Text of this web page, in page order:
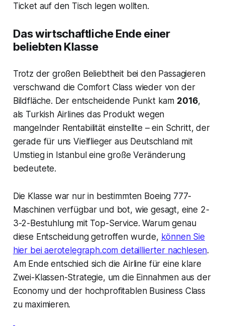
Ticket auf den Tisch legen wollten.
Das wirtschaftliche Ende einer
beliebten Klasse
Trotz der großen Beliebtheit bei den Passagieren
verschwand die Comfort Class wieder von der
Bildfläche. Der entscheidende Punkt kam 2016,
als Turkish Airlines das Produkt wegen
mangelnder Rentabilität einstellte – ein Schritt, der
gerade für uns Vielflieger aus Deutschland mit
Umstieg in Istanbul eine große Veränderung
bedeutete.
Die Klasse war nur in bestimmten Boeing 777-
Maschinen verfügbar und bot, wie gesagt, eine 2-
3-2-Bestuhlung mit Top-Service. Warum genau
diese Entscheidung getroffen wurde, können Sie
hier bei aerotelegraph.com detaillierter nachlesen.
Am Ende entschied sich die Airline für eine klare
Zwei-Klassen-Strategie, um die Einnahmen aus der
Economy und der hochprofitablen Business Class
zu maximieren.